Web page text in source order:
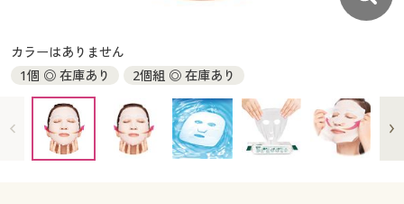
大きいサイズ 事務・制服
カタログ・チラシからのご注文
デジタルカタログ
カタログ無料プレゼント
カタログ無料プレゼント
会員メニュー
カラーはありません
1個 ◎ 在庫あり
2個組 ◎ 在庫あり